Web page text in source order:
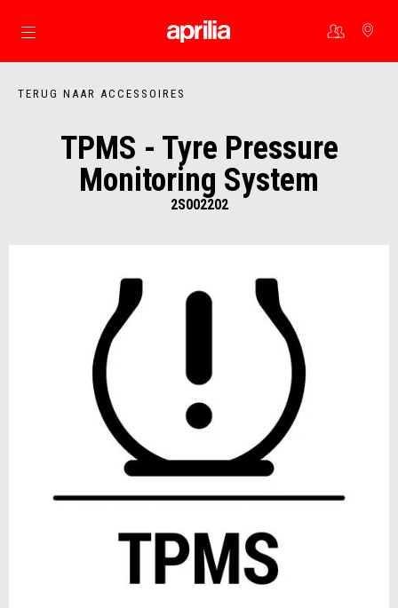
Ga naar de hoofdcontent
TERUG NAAR ACCESSOIRES
TPMS - Tyre Pressure
Monitoring System
2S002202